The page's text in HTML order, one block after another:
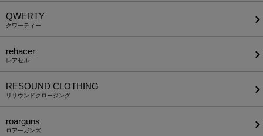
QWERTY
クワーティー
rehacer
レアセル
RESOUND CLOTHING
リサウンドクロージング
roarguns
ロアーガンズ